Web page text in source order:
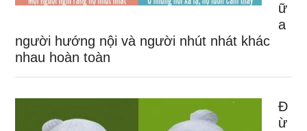
ữ
a
người hướng nội và người nhút nhát khác
nhau hoàn toàn
Đ
ừ